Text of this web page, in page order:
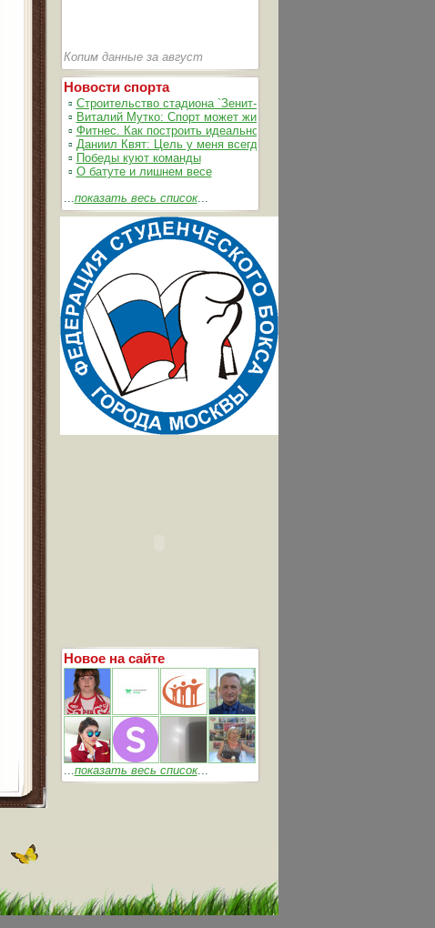
Копим данные за август
Новости спорта
▫ Строительство стадиона `Зенит-Арена` идет согласно графика
▫ Виталий Мутко: Спорт может жить без допинга
▫ Фитнес. Как построить идеальное тело
▫ Даниил Квят: Цель у меня всегда одна – выжимать из себя и
▫ Победы куют команды
▫ О батуте и лишнем весе
...показать весь список...
Новое на сайте
...показать весь список...